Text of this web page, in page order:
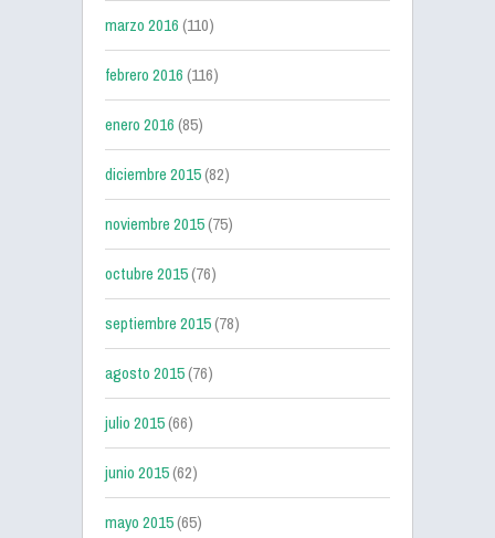
marzo 2016(110)
febrero 2016(116)
enero 2016(85)
diciembre 2015(82)
noviembre 2015(75)
octubre 2015(76)
septiembre 2015(78)
agosto 2015(76)
julio 2015(66)
junio 2015(62)
mayo 2015(65)